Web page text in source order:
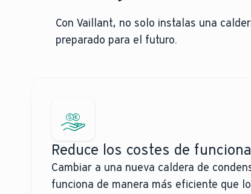
Con Vaillant, no solo instalas una
preparado para el futuro.
Reduce los costes de
Cambiar a una nueva caldera de
funciona de manera más eficiente que